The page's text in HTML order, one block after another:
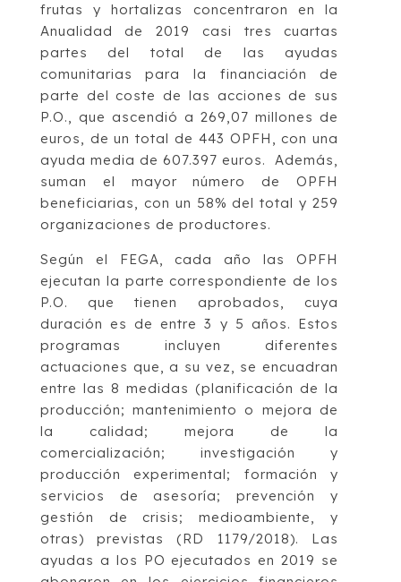
frutas y hortalizas concentraron en la
Anualidad de 2019 casi tres cuartas
partes del total de las ayudas
comunitarias para la financiación de
parte del coste de las acciones de sus
P.O., que ascendió a 269,07 millones de
euros, de un total de 443 OPFH, con una
ayuda media de 607.397 euros. Además,
suman el mayor número de OPFH
beneficiarias, con un 58% del total y 259
organizaciones de productores.
Según el FEGA, cada año las OPFH
ejecutan la parte correspondiente de los
P.O. que tienen aprobados, cuya
duración es de entre 3 y 5 años. Estos
programas incluyen diferentes
actuaciones que, a su vez, se encuadran
entre las 8 medidas (planificación de la
producción; mantenimiento o mejora de
la calidad; mejora de la
comercialización; investigación y
producción experimental; formación y
servicios de asesoría; prevención y
gestión de crisis; medioambiente, y
otras) previstas (RD 1179/2018). Las
ayudas a los PO ejecutados en 2019 se